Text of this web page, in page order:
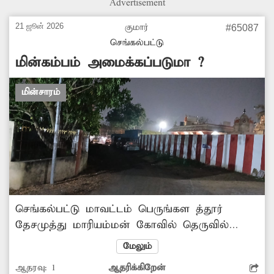
நடவடிக்கை எடுக்கவேண்டும்.
Advertisement
21 ஜூன் 2026
குமார்
செங்கல்பட்டு
#65087
மின்கம்பம் அமைக்கப்படுமா ?
மின்சாரம்
செங்கல்பட்டு மாவட்டம் பெருங்கள த்தூர்
தேசமுத்து மாரியம்மன் கோவில் தெருவில்
மின்கம்பங்கள் இல்லை. இதனால் இரவு
நேரங்களில் சாலை வெளிச்சம் இல்லாமல்
மேலும்
ஆதரவு: 1 ஆதரிக்கிறேன்